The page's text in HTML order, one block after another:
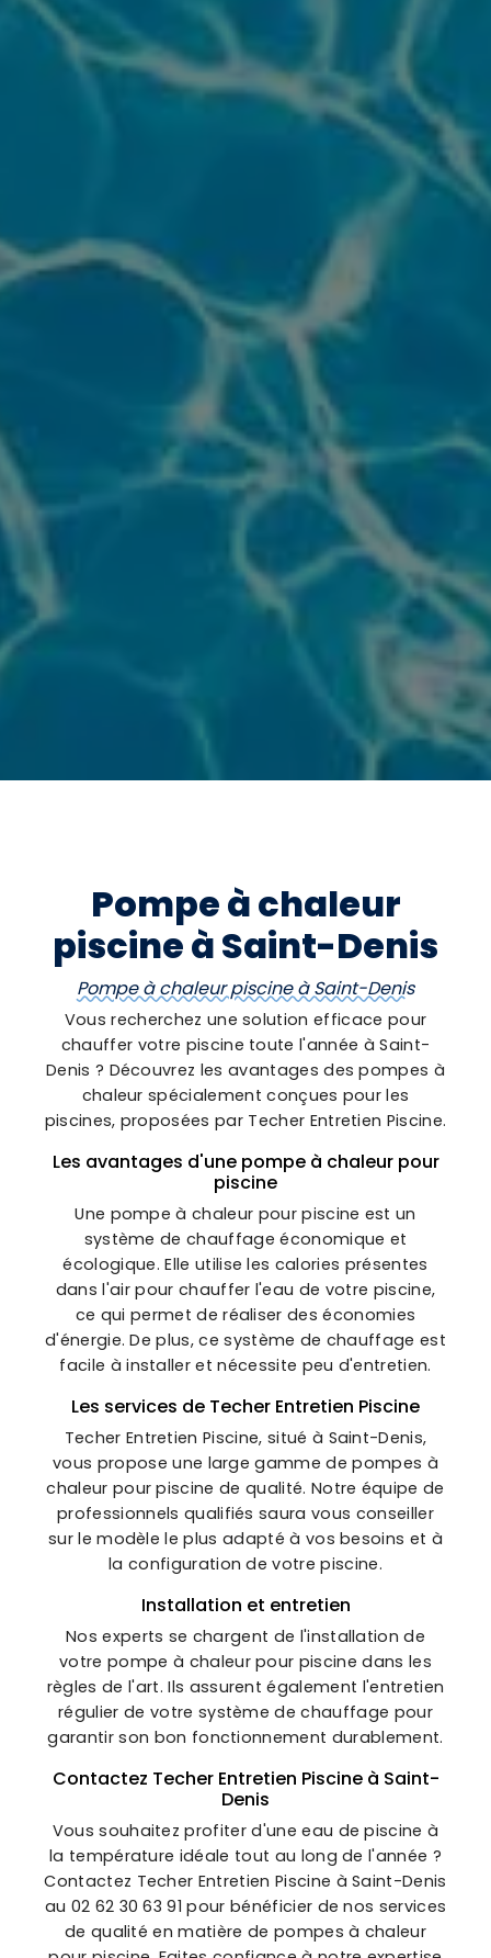
Pompe à chaleur
piscine à Saint-Denis
Pompe à chaleur piscine à Saint-Denis
Vous recherchez une solution efficace pour
chauffer votre piscine toute l'année à Saint-
Denis ? Découvrez les avantages des pompes à
chaleur spécialement conçues pour les
piscines, proposées par Techer Entretien Piscine.
Les avantages d'une pompe à chaleur pour
piscine
Une pompe à chaleur pour piscine est un
système de chauffage économique et
écologique. Elle utilise les calories présentes
dans l'air pour chauffer l'eau de votre piscine,
ce qui permet de réaliser des économies
d'énergie. De plus, ce système de chauffage est
facile à installer et nécessite peu d'entretien.
Les services de Techer Entretien Piscine
Techer Entretien Piscine, situé à Saint-Denis,
vous propose une large gamme de pompes à
chaleur pour piscine de qualité. Notre équipe de
professionnels qualifiés saura vous conseiller
sur le modèle le plus adapté à vos besoins et à
la configuration de votre piscine.
Installation et entretien
Nos experts se chargent de l'installation de
votre pompe à chaleur pour piscine dans les
règles de l'art. Ils assurent également l'entretien
régulier de votre système de chauffage pour
garantir son bon fonctionnement durablement.
Contactez Techer Entretien Piscine à Saint-
Denis
Vous souhaitez profiter d'une eau de piscine à
la température idéale tout au long de l'année ?
Contactez Techer Entretien Piscine à Saint-Denis
au 02 62 30 63 91 pour bénéficier de nos services
de qualité en matière de pompes à chaleur